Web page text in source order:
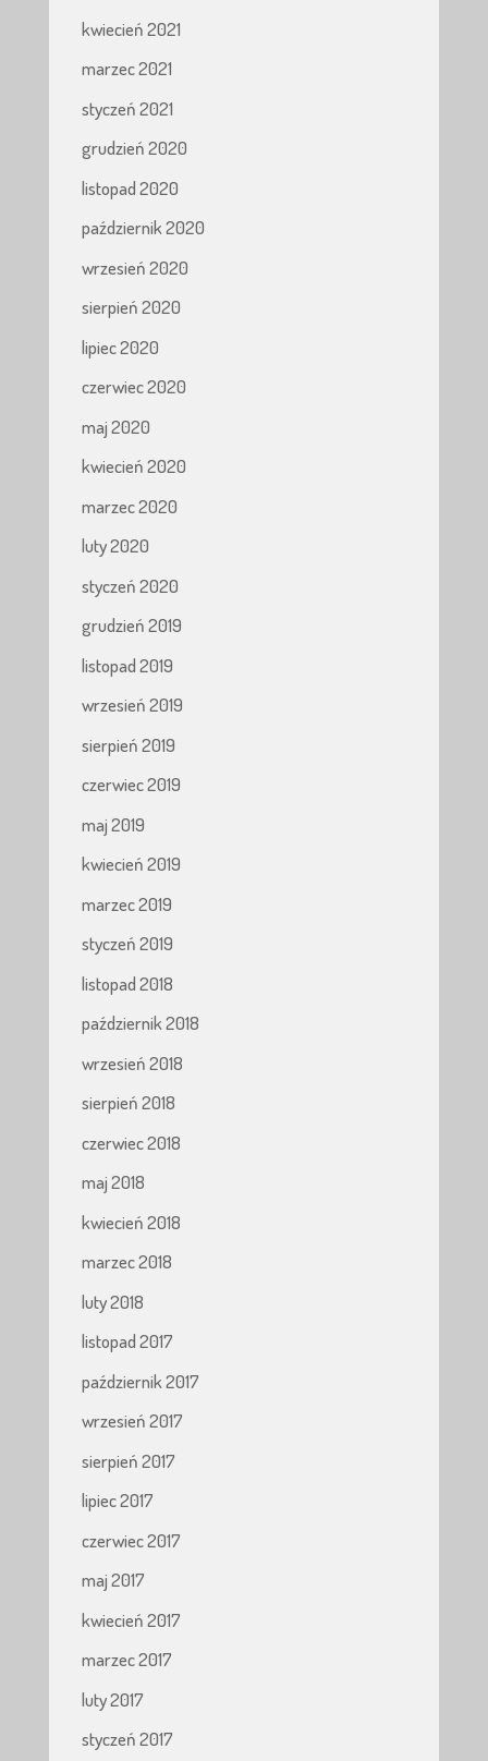
kwiecień 2021
marzec 2021
styczeń 2021
grudzień 2020
listopad 2020
październik 2020
wrzesień 2020
sierpień 2020
lipiec 2020
czerwiec 2020
maj 2020
kwiecień 2020
marzec 2020
luty 2020
styczeń 2020
grudzień 2019
listopad 2019
wrzesień 2019
sierpień 2019
czerwiec 2019
maj 2019
kwiecień 2019
marzec 2019
styczeń 2019
listopad 2018
październik 2018
wrzesień 2018
sierpień 2018
czerwiec 2018
maj 2018
kwiecień 2018
marzec 2018
luty 2018
listopad 2017
październik 2017
wrzesień 2017
sierpień 2017
lipiec 2017
czerwiec 2017
maj 2017
kwiecień 2017
marzec 2017
luty 2017
styczeń 2017